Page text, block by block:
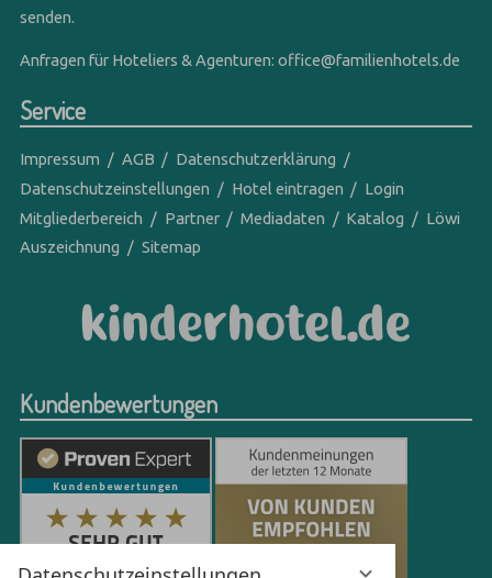
senden.
Anfragen für Hoteliers & Agenturen:office@familienhotels.de
Service
Impressum AGB
Datenschutzerklärung
Datenschutzeinstellungen
Hotel eintragen
Login
Mitgliederbereich
Partner Mediadaten Katalog
Löwi
Auszeichnung
Sitemap
Kundenbewertungen